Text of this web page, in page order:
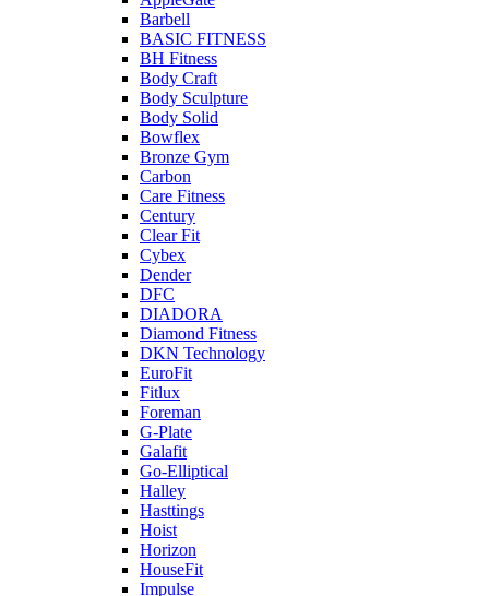
Barbell
BASIC FITNESS
BH Fitness
Body Craft
Body Sculpture
Body Solid
Bowflex
Bronze Gym
Carbon
Care Fitness
Century
Clear Fit
Cybex
Dender
DFC
DIADORA
Diamond Fitness
DKN Technology
EuroFit
Fitlux
Foreman
G-Plate
Galafit
Go-Elliptical
Halley
Hasttings
Hoist
Horizon
HouseFit
Impulse